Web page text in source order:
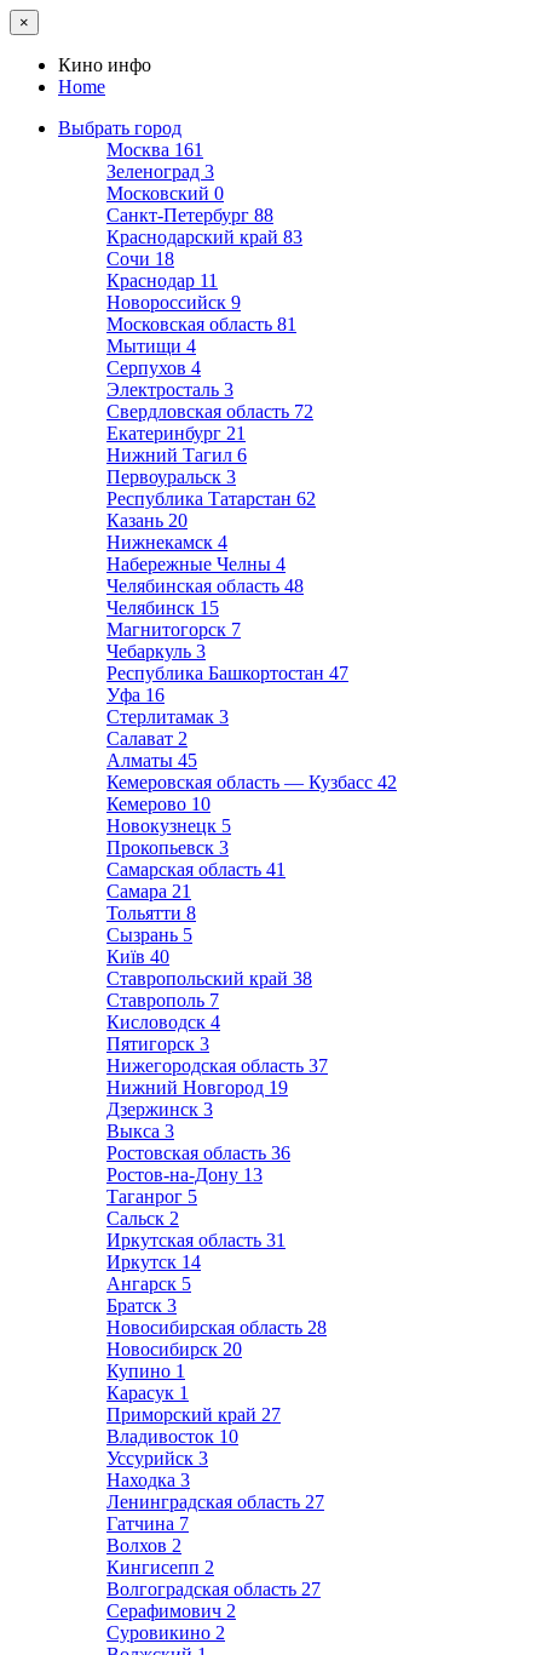
×
Кино инфо
Home
Выбрать город
Москва 161
Зеленоград 3
Московский 0
Санкт-Петербург 88
Краснодарский край 83
Сочи 18
Краснодар 11
Новороссийск 9
Московская область 81
Мытищи 4
Серпухов 4
Электросталь 3
Свердловская область 72
Екатеринбург 21
Нижний Тагил 6
Первоуральск 3
Республика Татарстан 62
Казань 20
Нижнекамск 4
Набережные Челны 4
Челябинская область 48
Челябинск 15
Магнитогорск 7
Чебаркуль 3
Республика Башкортостан 47
Уфа 16
Стерлитамак 3
Салават 2
Алматы 45
Кемеровская область — Кузбасс 42
Кемерово 10
Новокузнецк 5
Прокопьевск 3
Самарская область 41
Самара 21
Тольятти 8
Сызрань 5
Київ 40
Ставропольский край 38
Ставрополь 7
Кисловодск 4
Пятигорск 3
Нижегородская область 37
Нижний Новгород 19
Дзержинск 3
Выкса 3
Ростовская область 36
Ростов-на-Дону 13
Таганрог 5
Сальск 2
Иркутская область 31
Иркутск 14
Ангарск 5
Братск 3
Новосибирская область 28
Новосибирск 20
Купино 1
Карасук 1
Приморский край 27
Владивосток 10
Уссурийск 3
Находка 3
Ленинградская область 27
Гатчина 7
Волхов 2
Кингисепп 2
Волгоградская область 27
Серафимович 2
Суровикино 2